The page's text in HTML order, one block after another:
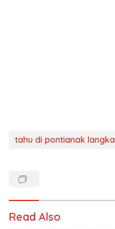
tahu di pontianak langka
Read Also